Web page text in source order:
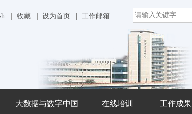
收藏 设为首页 工作邮箱
大数据与数字中国 在线培训 工作成果